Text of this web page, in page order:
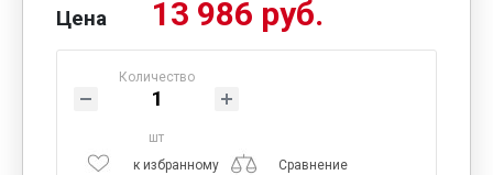
Цена 13 986 руб.
Количество
шт
к избранному
Сравнение